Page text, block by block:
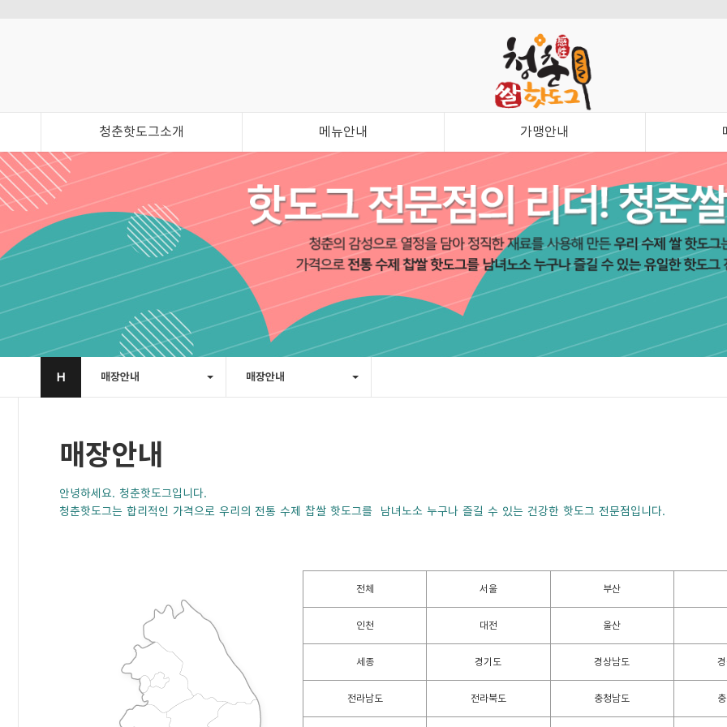
청춘핫도그소개 메뉴안내 가맹안내
H 매장안내 매장안내
매장안내
안녕하세요. 청춘핫도그입니다.
청춘핫도그는 합리적인 가격으로 우리의 전통 수제 찹쌀 핫도그를 남녀노소 누구나 즐길 수 있는 건강한 핫도그 전문점입니다.
전체 서울 부산
인천 대전 울산
세종 경기도 경상남도
전라남도 전라북도 충청남도